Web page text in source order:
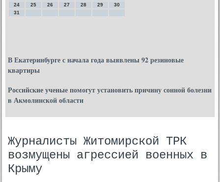
24
25 26 27 28 29
30
31
В Екатеринбурге с начала года выявлены 92 резиновые
квартиры
Российские ученые помогут установить причину сонной болезни
в Акмолинской области
Журналисты Житомирской ТРК
возмущены агрессией военных в
Крыму